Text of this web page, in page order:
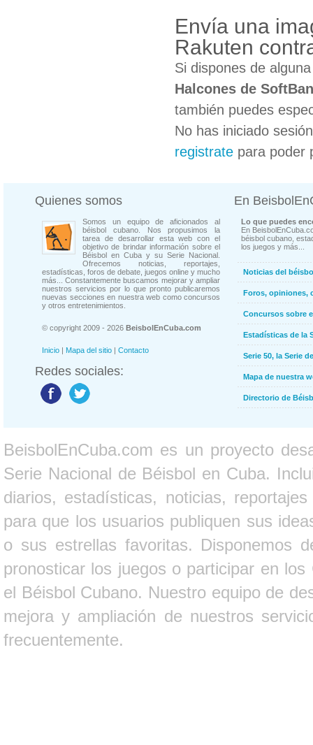
Envía una
Rakuten
Si dispones de
Halcones de
también puedes
No has iniciado
registrate para poder
Quienes somos
Somos un equipo de aficionados al
béisbol cubano. Nos propusimos la
tarea de desarrollar esta web con el
objetivo de brindar información sobre el
Béisbol en Cuba y su Serie Nacional.
Ofrecemos noticias, reportajes,
estadísticas, foros de debate, juegos online y mucho
más... Constantemente buscamos mejorar y ampliar
nuestros servicios por lo que pronto publicaremos
nuevas secciones en nuestra web como concursos
y otros entretenimientos.
© copyright 2009 - 2026 BeisbolEnCuba.com
Inicio | Mapa del sitio | Contacto
Redes sociales:
En
Lo que puedes
En
béisbol cubano,
los juegos y más...
Noticias del
Foros, opiniones,
Concursos sobre
Estadísticas de la
Serie 50, la Serie
Mapa de nuestra
Directorio de
BeisbolEnCuba.com es un proyecto
Serie Nacional de Béisbol en Cuba.
diarios, estadísticas, noticias,
para que los usuarios publiquen sus
o sus estrellas favoritas. Disponemos
pronosticar los juegos o participar en
el Béisbol Cubano. Nuestro equipo de
mejora y ampliación de nuestros
frecuentemente.